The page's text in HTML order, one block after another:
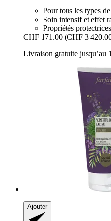
Pour tous les types de
Soin intensif et effet
Propriétés
CHF 171.00 (CHF 3
Livraison gratuite jusqu’au
Ajouter